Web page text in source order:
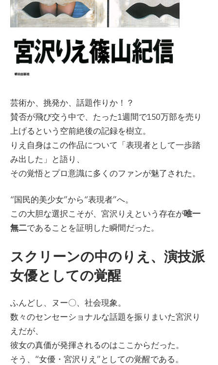
芸術か、挑発か、話題作りか！？
賛否が飛び交う中で、たった1週間で150万部を売り
上げるという空前絶後の記録を樹立。
りえ自身はこの作品について「表現者として一歩踏
み出した」と語り、
その覚悟とプロ意識に多くのファンが魅了された。
“国民的美少女”から“表現者”へ。
この大胆な選択こそが、宮沢りえという存在が唯一
無二であることを証明した瞬間だった。
スクリーンの中のりえ、演技派
女優としての覚醒
ふんどし、ヌー〇、社会現象。
数々のセンセーショナルな話題を振りまいた宮沢り
えだが、
彼女の真価が発揮されるのはここからだった。
そう、“女優・宮沢りえ”としての覚醒である。